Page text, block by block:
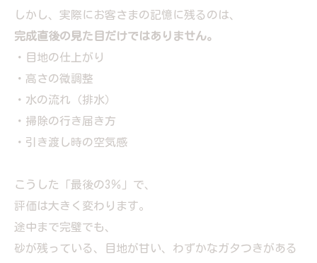
しかし、実際にお客さまの記憶に残るのは、
完成直後の見た目だけではありません。
・目地の仕上がり
・高さの微調整
・水の流れ（排水）
・掃除の行き届き方
・引き渡し時の空気感
こうした「最後の3％」で、
評価は大きく変わります。
途中まで完璧でも、
砂が残っている、目地が甘い、わずかなガタつきがある